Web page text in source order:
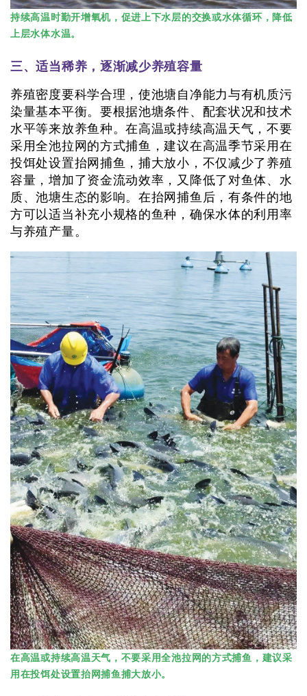
持续高温时勤开增氧机，促进上下水层的交换或水体循环，降低
上层水体水温。
三、适当稀养，逐渐减少养殖容量
养殖密度要科学合理，使池塘自净能力与有机质污
染量基本平衡。要根据池塘条件、配套状况和技术
水平等来放养鱼种。在高温或持续高温天气，不要
采用全池拉网的方式捕鱼，建议在高温季节采用在
投饵处设置抬网捕鱼，捕大放小，不仅减少了养殖
容量，增加了资金流动效率，又降低了对鱼体、水
质、池塘生态的影响。在抬网捕鱼后，有条件的地
方可以适当补充小规格的鱼种，确保水体的利用率
与养殖产量。
在高温或持续高温天气，不要采用全池拉网的方式捕鱼，建议采
用在投饵处设置抬网捕鱼捕大放小。